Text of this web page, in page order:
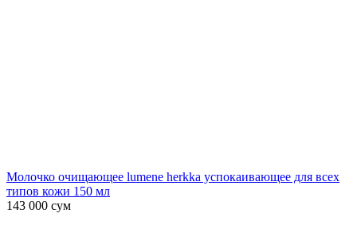
Молочко очищающее lumene herkka успокаивающее для всех
типов кожи 150 мл
143 000 сум